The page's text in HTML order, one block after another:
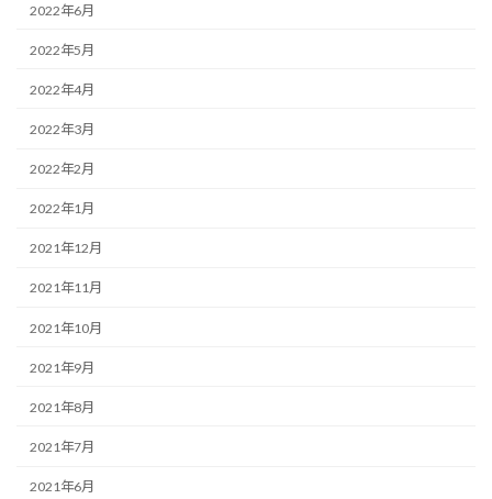
2022年6月
2022年5月
2022年4月
2022年3月
2022年2月
2022年1月
2021年12月
2021年11月
2021年10月
2021年9月
2021年8月
2021年7月
2021年6月